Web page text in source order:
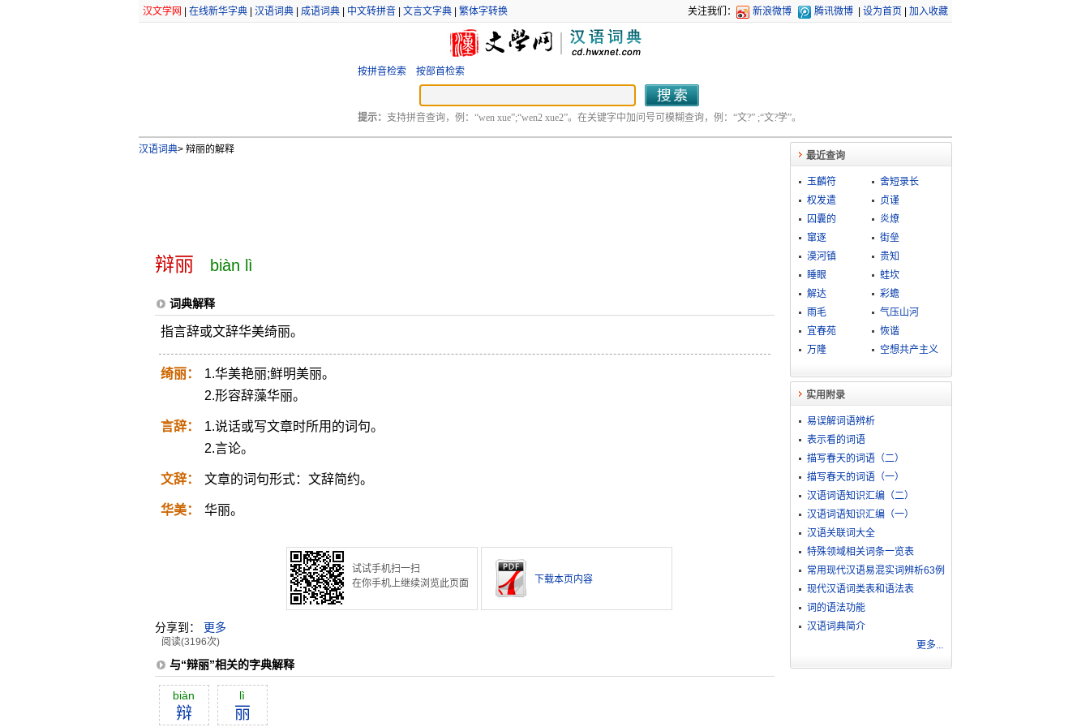
汉文学网 在线新华字典| 汉语词典| 成语词典| 中文转拼音| 文言文字典| 繁体字转换 关注我们： 新浪微博 腾讯微博 设为首页 加入收藏
按拼音检索 按部首检索
提示： 支持拼音查询，例：“wen xue”;“wen2 xue2”。在关键字中加问号可模糊查询，例：“文?” ;“文?学”。
汉语词典>辩丽的解释
辩丽 biàn lì
词典解释
指言辞或文辞华美绮丽。
绮丽：
1.华美艳丽;鲜明美丽。
2.形容辞藻华丽。
言辞：
1.说话或写文章时所用的词句。
2.言论。
文辞： 文章的词句形式：文辞简约。
华美： 华丽。
试试手机扫一扫
在你手机上继续浏览此页面
下载本页内容
分享到： 更多
阅读(3196次)
与“辩丽”相关的字典解释
biàn
辩
lì
丽
最近查询
玉麟符
舍短录长
权发遣
贞谨
囚囊的
炎燎
窜逐
街垒
漠河镇
贵知
睡眼
蛙坎
解达
彩蟾
雨毛
气压山河
宜春苑
恢谐
万隆
空想共产主义
实用附录
易误解词语辨析
表示看的词语
描写春天的词语（二）
描写春天的词语（一）
汉语词语知识汇编（二）
汉语词语知识汇编（一）
汉语关联词大全
特殊领域相关词条一览表
常用现代汉语易混实词辨析63例
现代汉语词类表和语法表
词的语法功能
汉语词典简介
更多...